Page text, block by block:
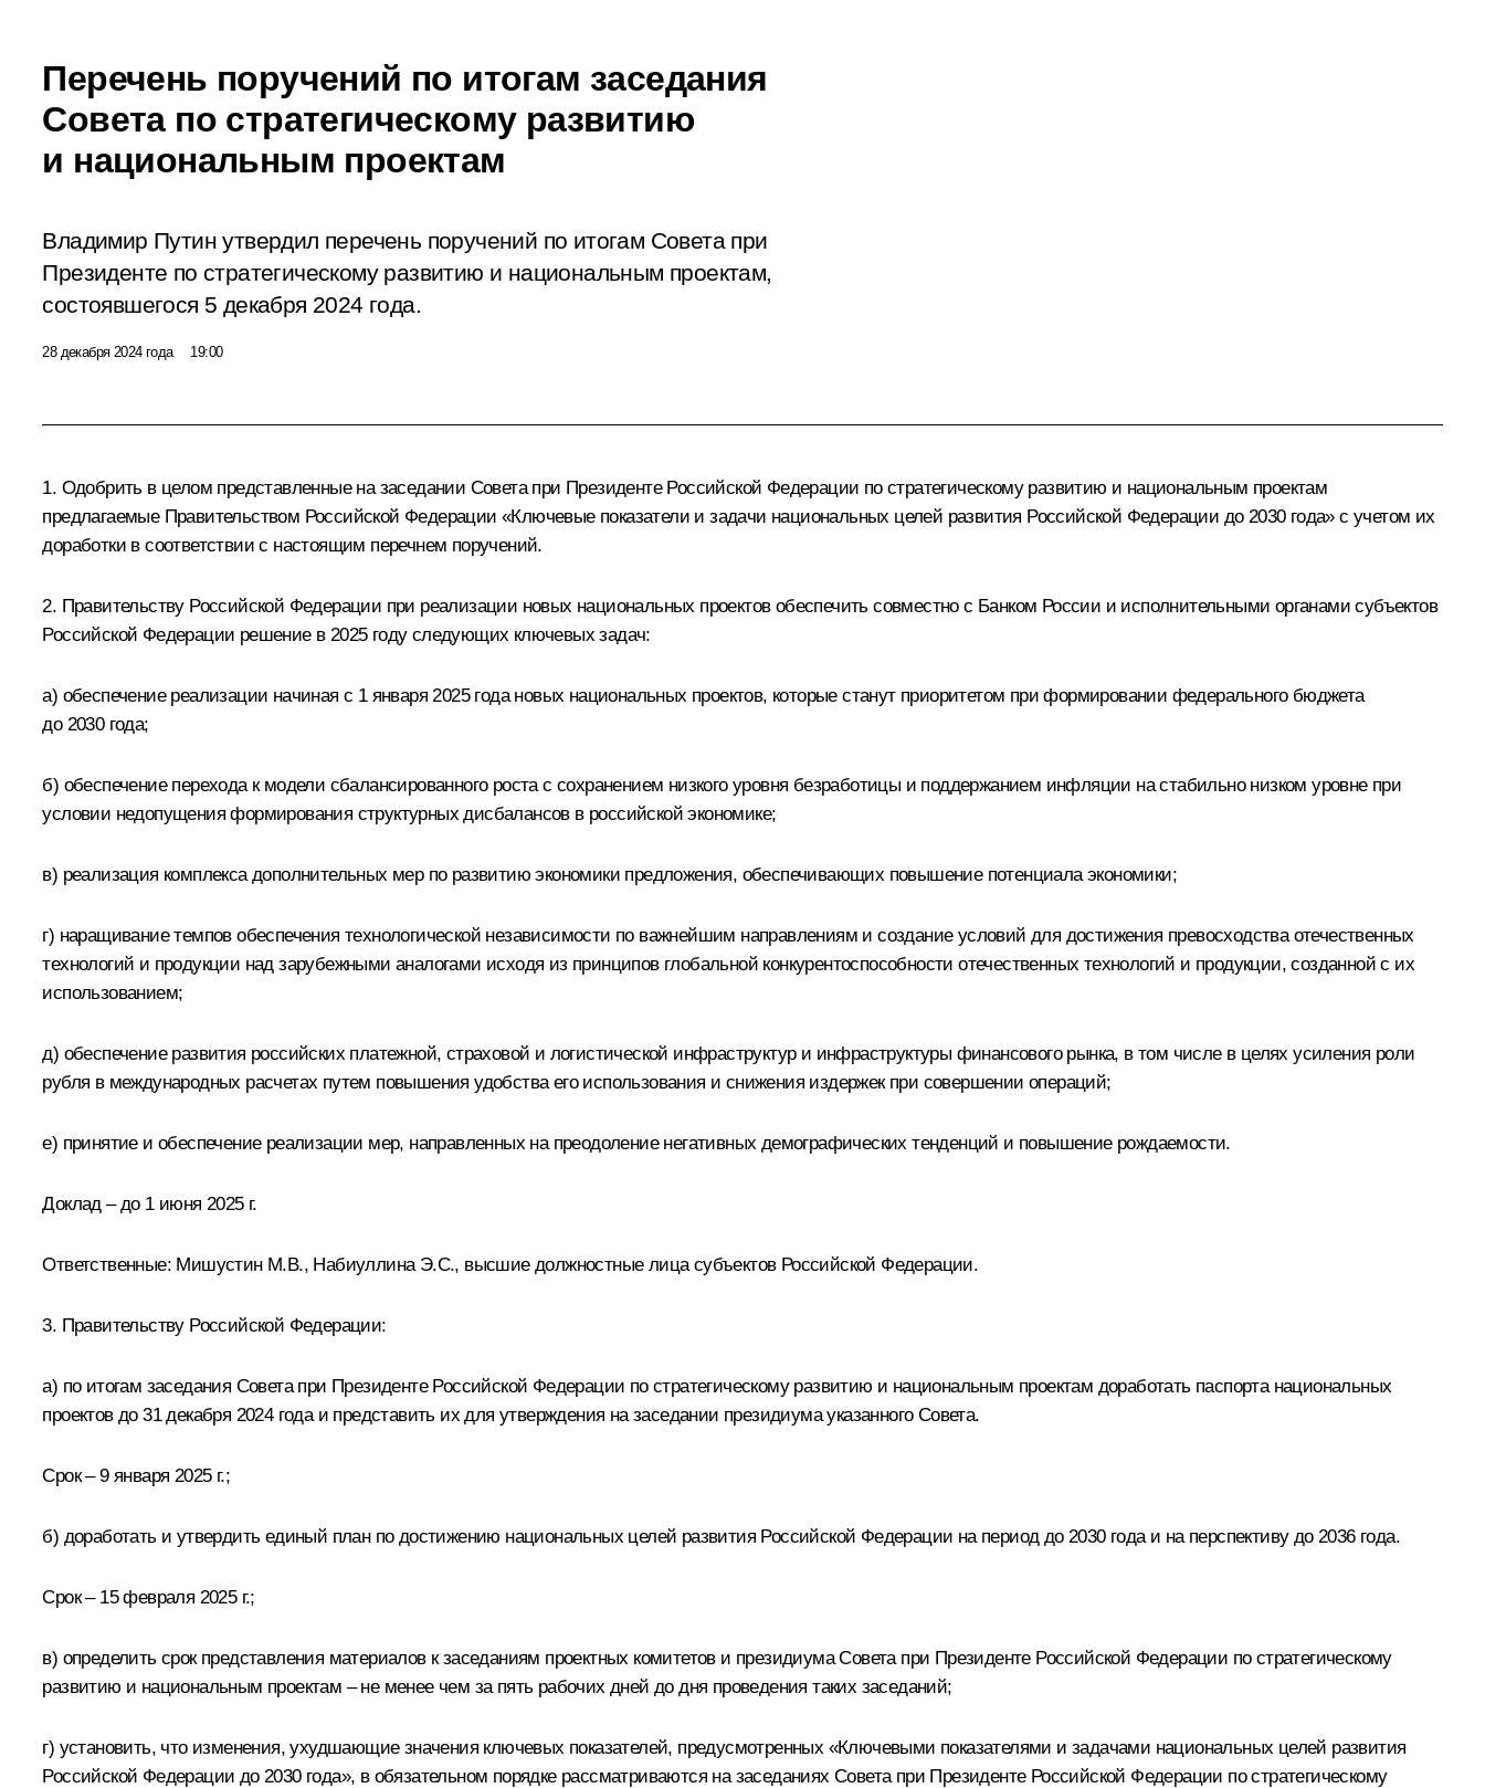
Перечень поручений по итогам заседания
Совета по стратегическому развитию
и национальным проектам
Владимир Путин утвердил перечень поручений по итогам Советапри
Президенте по стратегическому развитию и национальным проектам,
состоявшегося 5 декабря 2024 года.
28 декабря 2024 года 19:00
1. Одобрить в целом представленные на заседании Совета при Президенте Российской Федерации по стратегическому развитию и национальным проектам
предлагаемые Правительством Российской Федерации «Ключевые показатели и задачи национальных целей развития Российской Федерации до 2030 года» с учетом их
доработки в соответствии с настоящим перечнем поручений.
2. Правительству Российской Федерации при реализации новых национальных проектов обеспечить совместно с Банком России и исполнительными органами субъектов
Российской Федерации решение в 2025 году следующих ключевых задач:
а) обеспечение реализации начиная с 1 января 2025 года новых национальных проектов, которые станут приоритетом при формировании федерального бюджета
до 2030 года;
б) обеспечение перехода к модели сбалансированного роста с сохранением низкого уровня безработицы и поддержанием инфляции на стабильно низком уровне при
условии недопущения формирования структурных дисбалансов в российской экономике;
в) реализация комплекса дополнительных мер по развитию экономики предложения, обеспечивающих повышение потенциала экономики;
г) наращивание темпов обеспечения технологической независимости по важнейшим направлениям и создание условий для достижения превосходства отечественных
технологий и продукции над зарубежными аналогами исходя из принципов глобальной конкурентоспособности отечественных технологий и продукции, созданной с их
использованием;
д) обеспечение развития российских платежной, страховой и логистической инфраструктур и инфраструктуры финансового рынка, в том числе в целях усиления роли
рубля в международных расчетах путем повышения удобства его использования и снижения издержек при совершении операций;
е) принятие и обеспечение реализации мер, направленных на преодоление негативных демографических тенденций и повышение рождаемости.
Доклад – до 1 июня 2025 г.
Ответственные: Мишустин М.В., Набиуллина Э.С., высшие должностные лица субъектов Российской Федерации.
3. Правительству Российской Федерации:
а) по итогам заседания Совета при Президенте Российской Федерации по стратегическому развитию и национальным проектам доработать паспорта национальных
проектов до 31 декабря 2024 года и представить их для утверждения на заседании президиума указанного Совета.
Срок – 9 января 2025 г.;
б) доработать и утвердить единый план по достижению национальных целей развития Российской Федерации на период до 2030 года и на перспективу до 2036 года.
Срок – 15 февраля 2025 г.;
в) определить срок представления материалов к заседаниям проектных комитетов и президиума Совета при Президенте Российской Федерации по стратегическому
развитию и национальным проектам – не менее чем за пять рабочих дней до дня проведения таких заседаний;
г) установить, что изменения, ухудшающие значения ключевых показателей, предусмотренных «Ключевыми показателями и задачами национальных целей развития
Российской Федерации до 2030 года», в обязательном порядке рассматриваются на заседаниях Совета при Президенте Российской Федерации по стратегическому